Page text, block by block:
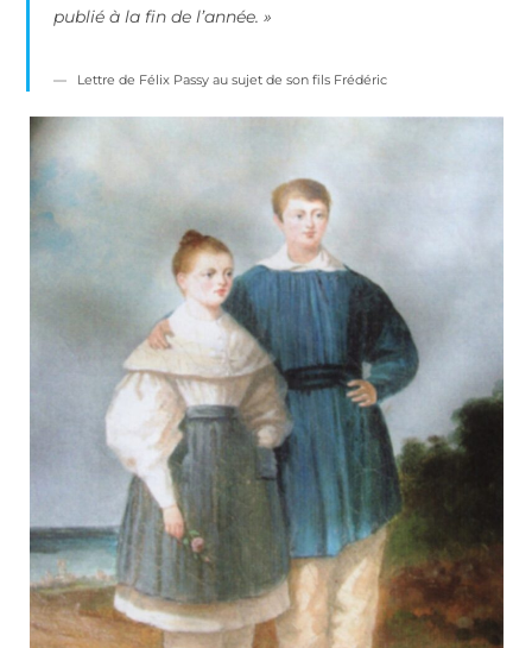
publié à la fin de l’année. »
Lettre de Félix Passy au sujet de son fils Frédéric